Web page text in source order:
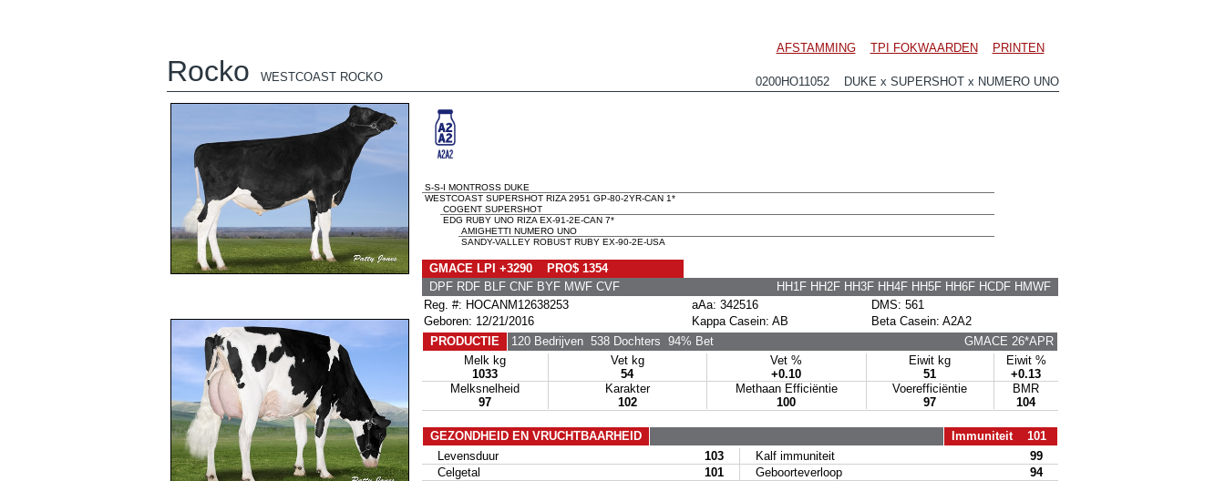
AFSTAMMING TPI FOKWAARDEN PRINTEN
Rocko WESTCOAST ROCKO 0200HO11052 DUKE x SUPERSHOT x NUMERO UNO
S-S-I MONTROSS DUKE
WESTCOAST SUPERSHOT RIZA 2951 GP-80-2YR-CAN 1*
COGENT SUPERSHOT
EDG RUBY UNO RIZA EX-91-2E-CAN 7*
AMIGHETTI NUMERO UNO
SANDY-VALLEY ROBUST RUBY EX-90-2E-USA
GMACE LPI +3290 PRO$ 1354
DPF RDF BLF CNF BYF MWF CVF
HH1F HH2F HH3F HH4F HH5F HH6F HCDF HMWF
Reg. #: HOCANM12638253
aAa: 342516
DMS: 561
Geboren: 12/21/2016
Kappa Casein: AB
Beta Casein: A2A2
PRODUCTIE
120 Bedrijven538 Dochters 94% Bet
GMACE 26*APR
Melk kg
1033
Vet kg
54
Vet %
+0.10
Eiwit kg
51
Eiwit %
+0.13
Melksnelheid
97
Karakter
102
Methaan Efficiëntie
100
Voerefficiëntie
97
BMR
104
GEZONDHEID EN VRUCHTBAARHEID
Immuniteit 101
Levensduur
103 Kalf immuniteit
99
Celgetal
101 Geboorteverloop
94